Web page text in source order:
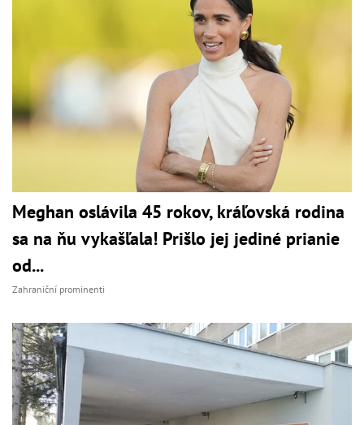
Meghan oslávila 45 rokov, kráľovská rodina
sa na ňu vykašľala! Prišlo jej jediné prianie
od...
Zahraniční prominenti